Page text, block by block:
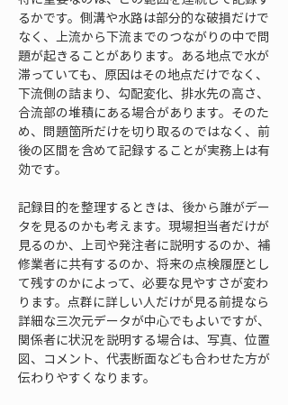
るかです。側溝や水路は部分的な破損だけで
なく、上流から下流までのつながりの中で問
題が起きることがあります。ある地点で水が
滞っていても、原因はその地点だけでなく、
下流側の詰まり、勾配変化、排水先の高さ、
合流部の堆積にある場合があります。そのた
め、問題箇所だけを切り取るのではなく、前
後の区間を含めて記録することが実務上は有
効です。
記録目的を整理するときは、後から誰がデー
タを見るのかも考えます。現場担当者だけが
見るのか、上司や発注者に説明するのか、補
修業者に共有するのか、将来の点検履歴とし
て残すのかによって、必要な見やすさが変わ
ります。点群に詳しい人だけが見る前提なら
詳細な三次元データが中心でもよいですが、
関係者に状況を説明する場合は、写真、位置
図、コメント、代表断面なども合わせた方が
伝わりやすくなります。